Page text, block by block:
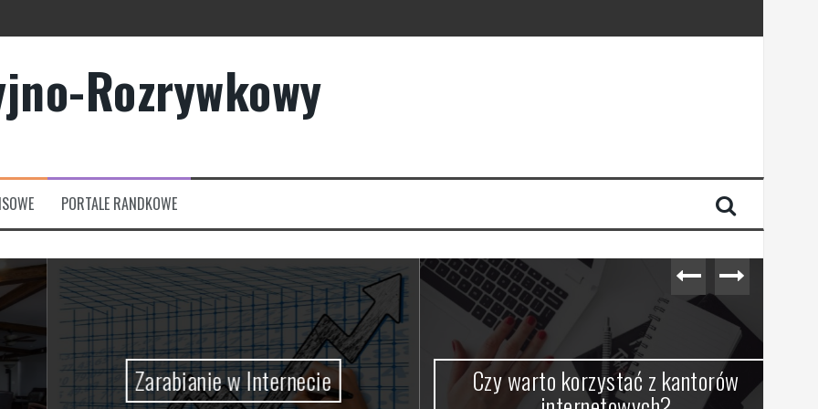
Rozrywkowy
PORTALE RANDKOWE
Zarabianie w Internecie Czy warto korzystać z kantorów